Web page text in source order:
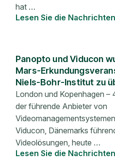
hat …
Lesen Sie die Nachrichten
Panopto und Viducon
Mars-
Niels-Bohr-Institut zu
London und Kopenhagen –
der führende Anbieter von
Viducon, Dänemarks
Videolösungen, heute …
Lesen Sie die Nachrichten